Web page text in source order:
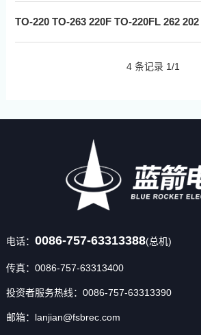
4 条记录 1/1
电话： 0086-757-63313388(总机)
传真：0086-757-63313400
投资者服务热线：0086-757-63313390
邮箱：lanjian@fsbrec.com